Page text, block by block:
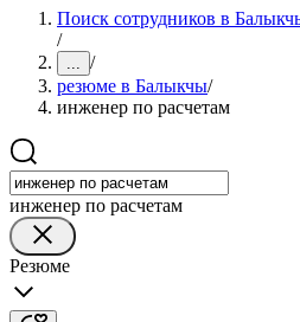
Поиск сотрудников в
/
... /
резюме в Балыкчы/
инженер по расчетам
инженер по расчетам
Резюме